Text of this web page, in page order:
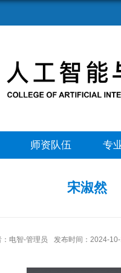
师资队伍 专
宋淑然
电智-管理员 发布时间：2024-